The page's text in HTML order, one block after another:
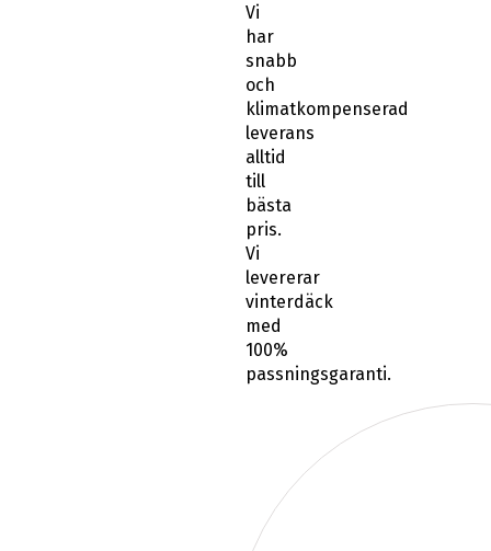
Vi
har
snabb
och
klimatkompenserad
leverans
alltid
till
bästa
pris.
Vi
levererar
vinterdäck
med
100%
passningsgaranti.